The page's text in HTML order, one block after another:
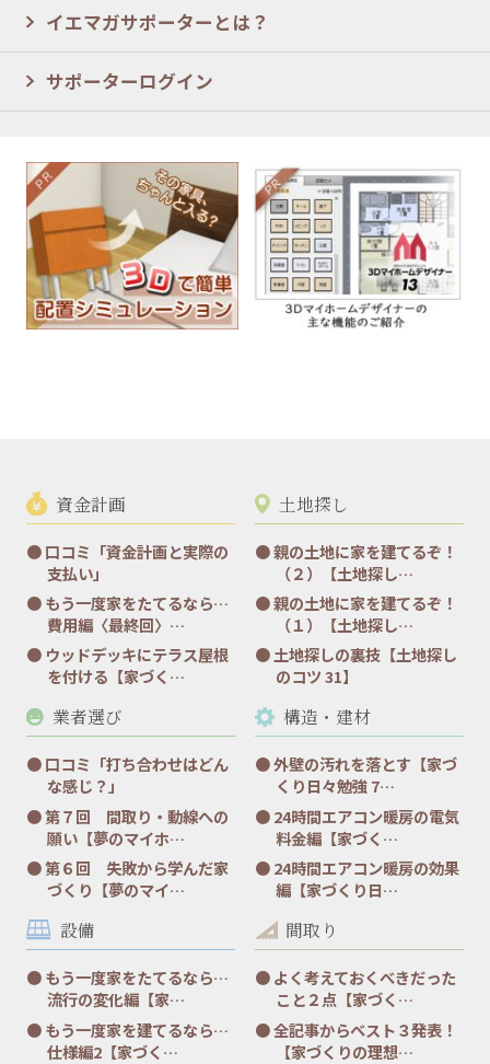
イエマガサポーターとは？
サポーターログイン
資金計画
口コミ「資金計画と実際の
支払い」
もう一度家をたてるなら…
費用編〈最終回〉…
ウッドデッキにテラス屋根
を付ける【家づく…
土地探し
親の土地に家を建てるぞ！
（２）【土地探し…
親の土地に家を建てるぞ！
（１）【土地探し…
土地探しの裏技【土地探し
のコツ 31】
業者選び
口コミ「打ち合わせはどん
な感じ？」
第７回 間取り・動線への
願い【夢のマイホ…
第６回 失敗から学んだ家
づくり【夢のマイ…
構造・建材
外壁の汚れを落とす【家づ
くり日々勉強 7…
24時間エアコン暖房の電気
料金編【家づく…
24時間エアコン暖房の効果
編【家づくり日…
設備
もう一度家をたてるなら…
流行の変化編【家…
もう一度家を建てるなら…
仕様編2【家づく…
間取り
よく考えておくべきだった
こと２点【家づく…
全記事からベスト３発表！
【家づくりの理想…